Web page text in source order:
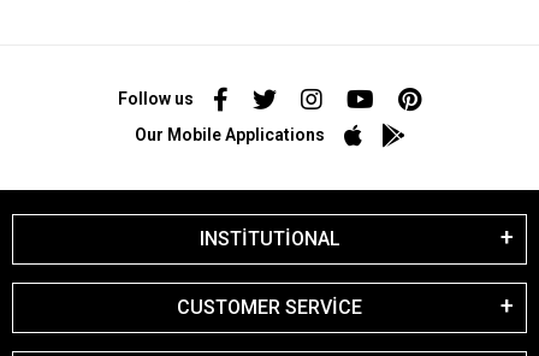
Follow us
Our Mobile Applications
INSTİTUTİONAL
CUSTOMER SERVİCE